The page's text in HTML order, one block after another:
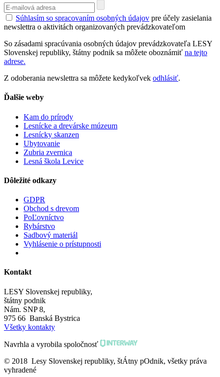
Súhlasím so spracovaním osobných údajov pre účely zasielania
newslettra o aktivitách organizovaných prevádzkovateľom
So zásadami spracúvania osobných údajov prevádzkovateľa LESY
Slovenskej republiky, štátny podnik sa môžete oboznámiť na tejto
adrese.
Z odoberania newslettra sa môžete kedykoľvek odhlásiť.
Ďalšie weby
Kam do prírody
Lesnícke a drevárske múzeum
Lesnícky skanzen
Ubytovanie
Zubria zvernica
Lesná škola Levice
Dôležité odkazy
GDPR
Obchod s drevom
PoĽovníctvo
Rybárstvo
Sadbový materiál
Vyhlásenie o prístupnosti
Kontakt
LESY Slovenskej republiky,
štátny podnik
Nám. SNP 8,
975 66 Banská Bystrica
Všetky kontakty
Navrhla a vyrobila spoločnosť
© 2018 Lesy Slovenskej republiky, štÁtny pOdnik, všetky práva
vyhradené